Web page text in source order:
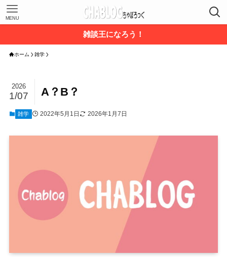
MENU
雑談王になろう！
ホーム 雑学
A？B？
2026
1/07
雑学 2022年5月1日 2026年1月7日